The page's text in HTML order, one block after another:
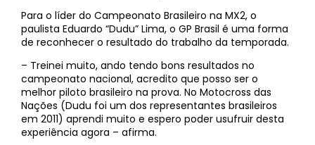
Para o líder do Campeonato Brasileiro na MX2, o
paulista Eduardo “Dudu” Lima, o GP Brasil é uma forma
de reconhecer o resultado do trabalho da temporada.
– Treinei muito, ando tendo bons resultados no
campeonato nacional, acredito que posso ser o
melhor piloto brasileiro na prova. No Motocross das
Nações (Dudu foi um dos representantes brasileiros
em 2011) aprendi muito e espero poder usufruir desta
experiência agora – afirma.